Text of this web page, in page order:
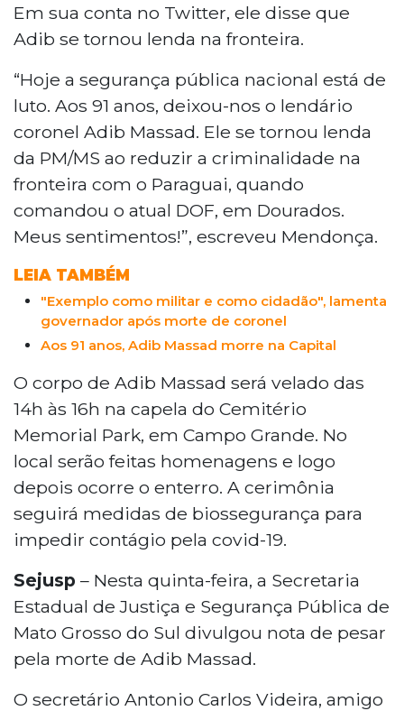
Em sua conta no Twitter, ele disse que
Adib se tornou lenda na fronteira.
“Hoje a segurança pública nacional está de
luto. Aos 91 anos, deixou-nos o lendário
coronel Adib Massad. Ele se tornou lenda
da PM/MS ao reduzir a criminalidade na
fronteira com o Paraguai, quando
comandou o atual DOF, em Dourados.
Meus sentimentos!”, escreveu Mendonça.
LEIA TAMBÉM
"Exemplo como militar e como cidadão", lamenta
governador após morte de coronel
Aos 91 anos, Adib Massad morre na Capital
O corpo de Adib Massad será velado das
14h às 16h na capela do Cemitério
Memorial Park, em Campo Grande. No
local serão feitas homenagens e logo
depois ocorre o enterro. A cerimônia
seguirá medidas de biossegurança para
impedir contágio pela covid-19.
Sejusp – Nesta quinta-feira, a Secretaria
Estadual de Justiça e Segurança Pública de
Mato Grosso do Sul divulgou nota de pesar
pela morte de Adib Massad.
O secretário Antonio Carlos Videira, amigo